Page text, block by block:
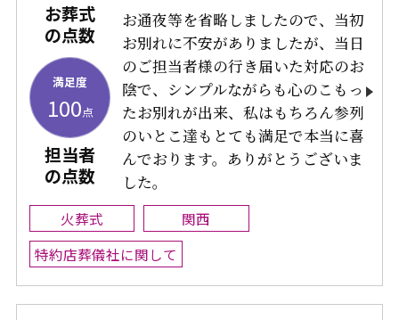
お葬式
の点数
満足度
100点
担当者
の点数
お通夜等を省略しましたので、当初
お別れに不安がありましたが、当日
のご担当者様の行き届いた対応のお
陰で、シンプルながらも心のこもっ
たお別れが出来、私はもちろん参列
のいとこ達もとても満足で本当に喜
んでおります。ありがとうございま
した。
火葬式
関西
特約店葬儀社に関して